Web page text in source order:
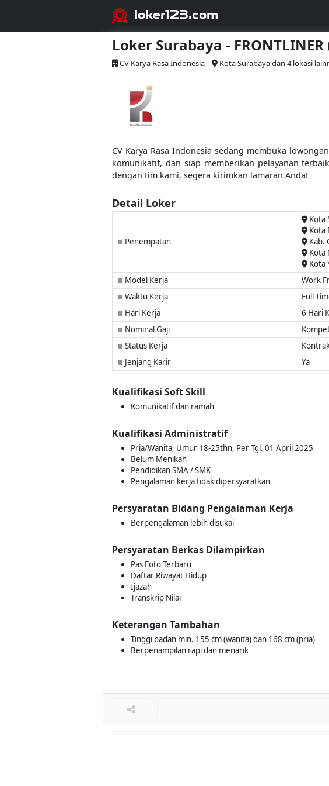
loker123.com
Loker Surabaya - FRONTLINER
CV Karya Rasa Indonesia Kota Surabaya dan 4 lokasi
CV Karya Rasa Indonesia sedang membuka
komunikatif, dan siap memberikan pelayanan
dengan tim kami, segera kirimkan lamaran Anda!
Detail Loker
■ Penempatan
Kota
Kota
Kab.
Kota
Kota
■ Model Kerja Work
■ Waktu Kerja Full
■ Hari Kerja 6 Hari
■ Nominal Gaji
■ Status Kerja
■ Jenjang Karir Ya
Kualifikasi Soft Skill
Komunikatif dan ramah
Kualifikasi Administratif
Pria/Wanita, Umur 18-25thn, Per Tgl. 01 April 2025
Belum Menikah
Pendidikan SMA / SMK
Pengalaman kerja tidak dipersyaratkan
Persyaratan Bidang Pengalaman Kerja
Berpengalaman lebih disukai
Persyaratan Berkas Dilampirkan
Pas Foto Terbaru
Daftar Riwayat Hidup
Ijazah
Transkrip Nilai
Keterangan Tambahan
Tinggi badan min. 155 cm (wanita) dan 168 cm (pria)
Berpenampilan rapi dan menarik